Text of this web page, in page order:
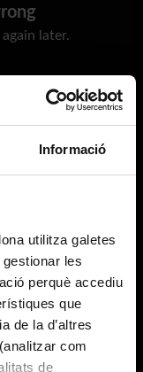
Informació
utilitza galetes
les
perquè accediu
que
de la d’altres
com
de
later.